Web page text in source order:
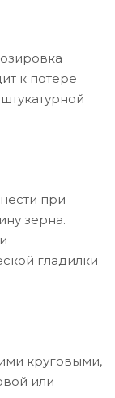
к потере
при
зерна.
гладилки
круговыми,
или